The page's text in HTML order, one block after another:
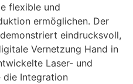
flexible und
ermöglichen. Der
eindrucksvoll,
Vernetzung Hand in
Laser- und
die Integration